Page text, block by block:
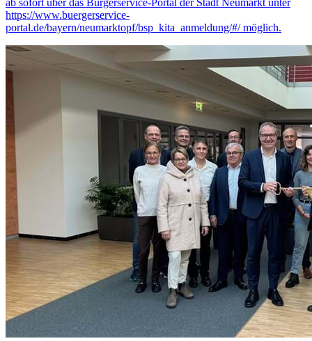
ab sofort über das Bürgerservice-Portal der Stadt Neumarkt unter
https://www.buergerservice-
portal.de/bayern/neumarktopf/bsp_kita_anmeldung/#/ möglich.